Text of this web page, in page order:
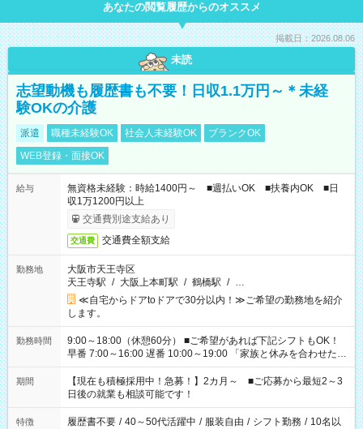
あなたの閲覧履歴からのオススメ
掲載日：2026.08.06
未読
志望動機も履歴書も不要！日収1.1万円～＊未経
験OKの介護
派遣 職種未経験OK 社会人未経験OK
ブランクOK
WEB登録・面接OK
給与
無資格未経験：時給1400円～ ■週払いOK ■扶養内OK ■日
収1万1200円以上
交通費別途支給あり
交通費 交通費全額支給
勤務地
大阪市天王寺区
天王寺駅 / 大阪上本町駅 / 鶴橋駅 / …
≪自宅からドアtoドアで30分以内！≫ご希望の勤務地を紹介
します。
勤務時間
9:00～18:00（休憩60分） ■ご希望があれば下記シフトもOK！
早番 7:00～16:00 遅番 10:00～19:00 「家族と休みを合わせた
い」 「余裕を持って夕飯の準備がしたい」 「できれば残業はし
たくない」 など、ご希望を教えてくださいね。 ※Wワーク希望
の方へ 今ご覧のお仕事で希望する勤務時間と、もう1つのお仕事
の勤務時間。 合計で週40時間を超える場合は応募できません。
期間
【現在も積極採用中！急募！】2カ月～ ■ご応募から最短2～3
日後の就業も相談可能です！
特徴 履歴書不要 / 40～50代活躍中 / 服装自由 / シフト勤務 / 10名以